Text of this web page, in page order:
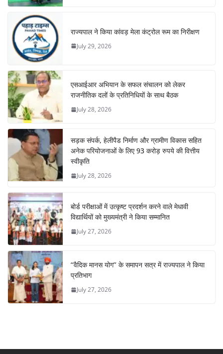
राज्यपाल ने किया कांवड़ मेला कंट्रोल रूम का निरीक्षण
July 29, 2026
एसआईआर अभियान के सफल संचालन को लेकर
राजनीतिक दलों के प्रतिनिधियों के साथ बैठक
July 28, 2026
सड़क संपर्क, हेलीपैड निर्माण और ग्रामीण विकास सहित
अनेक परियोजनाओं के लिए 93 करोड़ रुपये की वित्तीय
स्वीकृति
July 28, 2026
बोर्ड परीक्षाओं में उत्कृष्ट प्रदर्शन करने वाले मेधावी
विद्यार्थियों को मुख्यमंत्री ने किया सम्मानित
July 27, 2026
‘‘वैदिक मानस योग’’ के समापन सत्र में राज्यपाल ने किया
प्रतिभाग
July 27, 2026